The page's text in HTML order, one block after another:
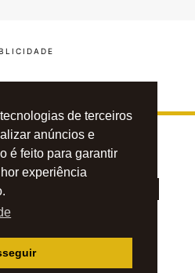
de terceiros
anúncios e
é feito para garantir
experiência
CONTATO